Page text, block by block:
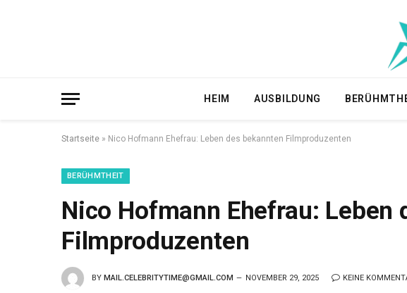
HEIM AUSBILDUNG
Startseite » Nico Hofmann Ehefrau: Leben des bekannten Filmproduzenten
BERÜHMTHEIT
Nico Hofmann Ehefrau: Leben
Filmproduzenten
BY MAIL.CELEBRITYTIME@GMAIL.COM NOVEMBER 29, 2025 KEINE